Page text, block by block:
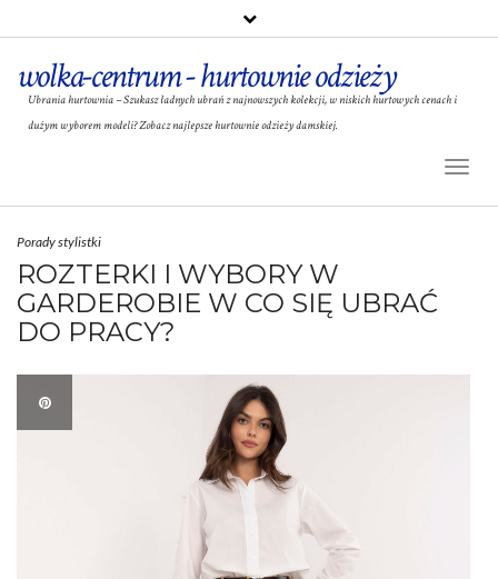
wolka-centrum - hurtownie odzieży
Ubrania hurtownia – Szukasz ładnych ubrań z najnowszych kolekcji, w niskich hurtowych cenach i
dużym wyborem modeli? Zobacz najlepsze hurtownie odzieży damskiej.
Porady stylistki
ROZTERKI I WYBORY W
GARDEROBIE W CO SIĘ UBRAĆ
DO PRACY?